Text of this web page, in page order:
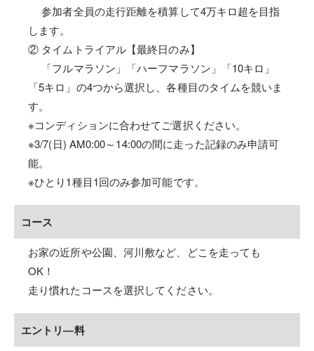
参加者全員の走行距離を積算して4万キロ超を目指
します。
② タイムトライアル【最終日のみ】
「フルマラソン」「ハーフマラソン」「10キロ」
「5キロ」の4つから選択し、各種目のタイムを競いま
す。
※コンディションに合わせてご選択ください。
※3/7(日) AM0:00～14:00の間に走った記録のみ申請可
能。
※ひとり1種目1回のみ参加可能です。
コース
お家の近所や公園、河川敷など、どこを走っても
OK！
走り慣れたコースを選択してください。
エントリ―料